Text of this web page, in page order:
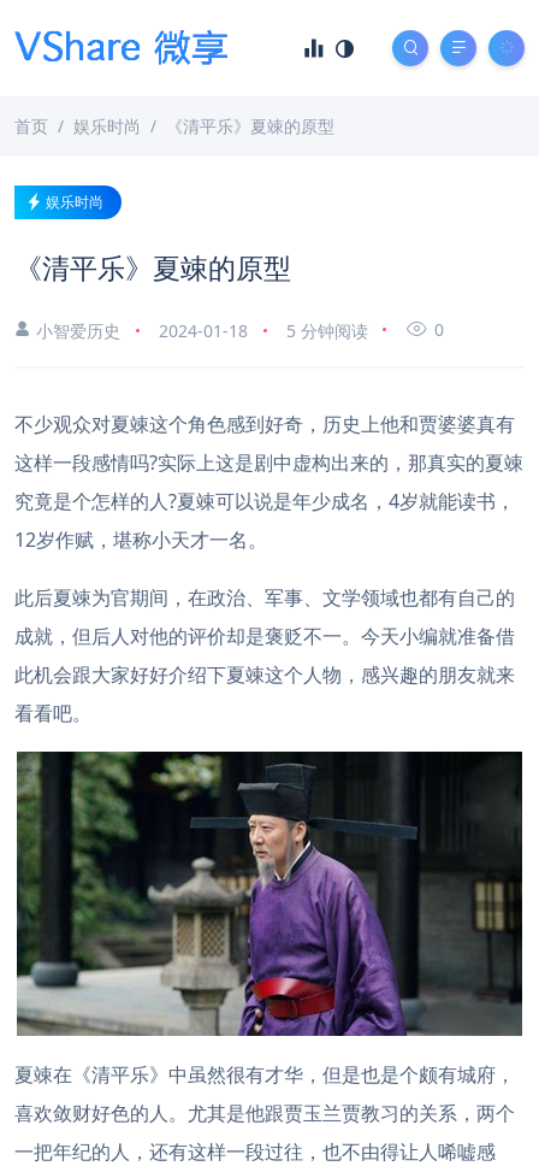
首页 娱乐时尚 《清平乐》夏竦的原型
娱乐时尚
《清平乐》夏竦的原型
小智爱历史 2024-01-18 5 分钟阅读 0
不少观众对夏竦这个角色感到好奇，历史上他和贾婆婆真有
这样一段感情吗?实际上这是剧中虚构出来的，那真实的夏竦
究竟是个怎样的人?夏竦可以说是年少成名，4岁就能读书，
12岁作赋，堪称小天才一名。
此后夏竦为官期间，在政治、军事、文学领域也都有自己的
成就，但后人对他的评价却是褒贬不一。今天小编就准备借
此机会跟大家好好介绍下夏竦这个人物，感兴趣的朋友就来
看看吧。
夏竦在《清平乐》中虽然很有才华，但是也是个颇有城府，
喜欢敛财好色的人。尤其是他跟贾玉兰贾教习的关系，两个
一把年纪的人，还有这样一段过往，也不由得让人唏嘘感